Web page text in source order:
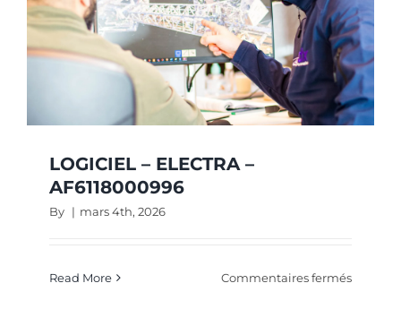
LOGICIEL – ELECTRA –
AF6118000996
By | mars 4th, 2026
Read More Commentaires ferméssur